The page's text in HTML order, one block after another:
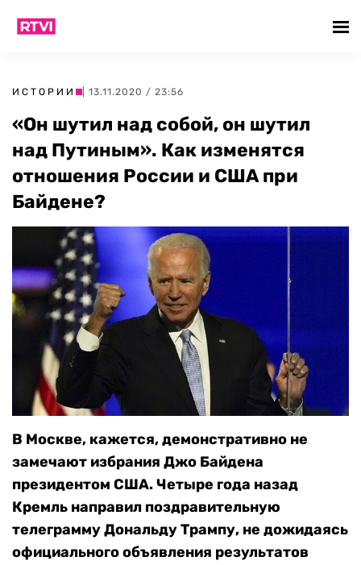
ИСТОРИИ | 13.11.2020 / 23:56
«Он шутил над собой, он шутил
над Путиным». Как изменятся
отношения России и США при
Байдене?
В Москве, кажется, демонстративно не
замечают избрания Джо Байдена
президентом США. Четыре года назад
Кремль направил поздравительную
телеграмму Дональду Трампу, не дожидаясь
официального объявления результатов